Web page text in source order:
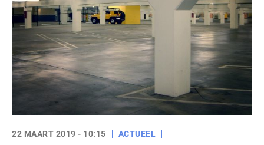
22 MAART 2019 - 10:15
ACTUEEL